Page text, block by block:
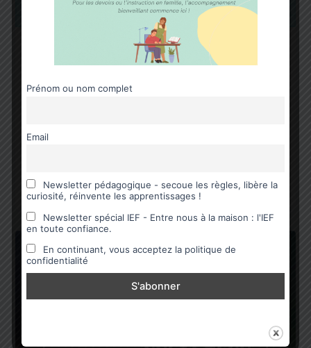
Jeux éducatifs - matériel
pédagogique,Non classé
Les ressources pédagogiques de CP en
Je
Prénom ou nom complet
Email
Newsletter pédagogique - secoue les règles, libère la
curiosité, réinvente les apprentissages !
Newsletter spécial IEF - Entre nous à la maison : l'IEF
en toute confiance.
En continuant, vous acceptez la politique de
confidentialité